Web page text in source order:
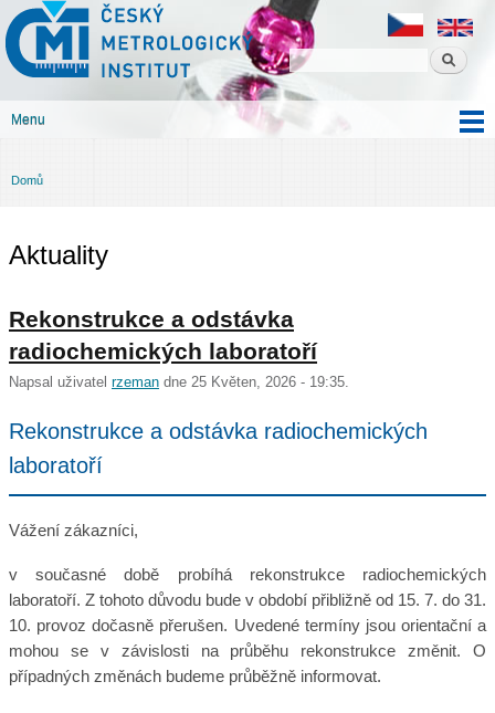
obsahu
Český
metrologický
institut
Menu
Jste zde
Domů
Aktuality
Rekonstrukce a odstávka
radiochemických laboratoří
Napsal uživatel rzeman dne 25 Květen, 2026 - 19:35.
Rekonstrukce a odstávka radiochemických
laboratoří
Vážení zákazníci,
v současné době probíhá rekonstrukce radiochemických
laboratoří. Z tohoto důvodu bude v období přibližně od 15. 7. do 31.
10. provoz dočasně přerušen. Uvedené termíny jsou orientační a
mohou se v závislosti na průběhu rekonstrukce změnit. O
případných změnách budeme průběžně informovat.